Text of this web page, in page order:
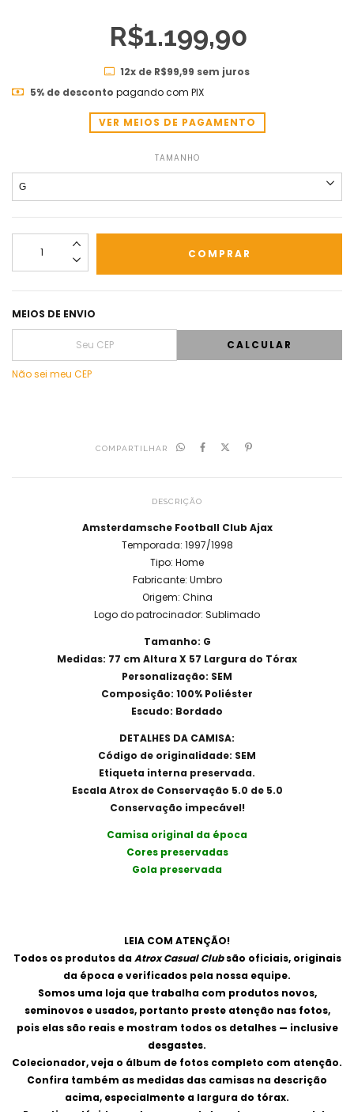
R$1.199,90
12x de R$99,99 sem juros
5% de desconto pagando com PIX
VER MEIOS DE PAGAMENTO
TAMANHO
MEIOS DE ENVIO
CALCULAR
Não sei meu CEP
COMPARTILHAR
DESCRIÇÃO
Amsterdamsche Football Club Ajax
Temporada: 1997/1998
Tipo: Home
Fabricante: Umbro
Origem: China
Logo do patrocinador: Sublimado
Tamanho: G
Medidas: 77 cm Altura X 57 Largura do Tórax
Personalização: SEM
Composição: 100% Poliéster
Escudo: Bordado
DETALHES DA CAMISA:
Código de originalidade: SEM
Etiqueta interna preservada.
Escala Atrox de Conservação 5.0 de 5.0
Conservação impecável!
Camisa original da época
Cores preservadas
Gola preservada
LEIA COM ATENÇÃO!
Todos os produtos daAtrox Casual Clubsão oficiais, originais
da época e verificados pela nossa equipe.
Somos uma loja que trabalha com produtos novos,
seminovos e usados, portanto preste atenção nas fotos,
pois elas são reais e mostram todos os detalhes — inclusive
desgastes.
Colecionador, veja o álbum de fotos completo com atenção.
Confira também as medidas das camisas na descrição
acima, especialmente a largura do tórax.